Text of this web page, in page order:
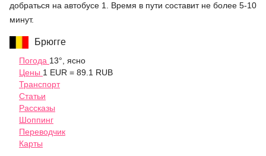
добраться на автобусе 1. Время в пути составит не более 5-10
минут.
Брюгге
Погода 13°, ясно
Цены 1 EUR = 89.1 RUB
Транспорт
Статьи
Рассказы
Шоппинг
Переводчик
Карты